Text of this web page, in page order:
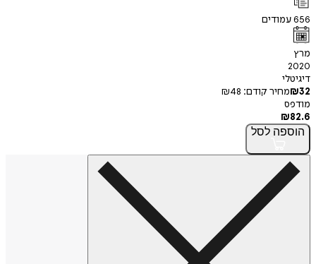
656עמודים
מרץ
2020
דיגיטלי
₪32 מחיר קודם: ₪48
מודפס
₪82.6
הוספה לסל